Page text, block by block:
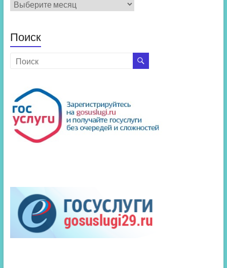
Архив
новостей
Поиск